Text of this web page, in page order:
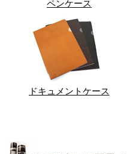
ペンケース
ドキュメントケース